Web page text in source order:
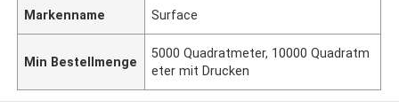
Markenname Surface
Min Bestellmenge
5000 Quadratmeter, 10000 Quadratm
eter mit Drucken